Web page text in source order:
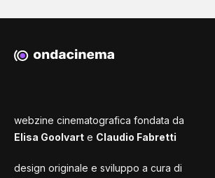
webzine cinematografica fondata da
Elisa Goolvart e Claudio Fabretti
design originale e sviluppo a cura di